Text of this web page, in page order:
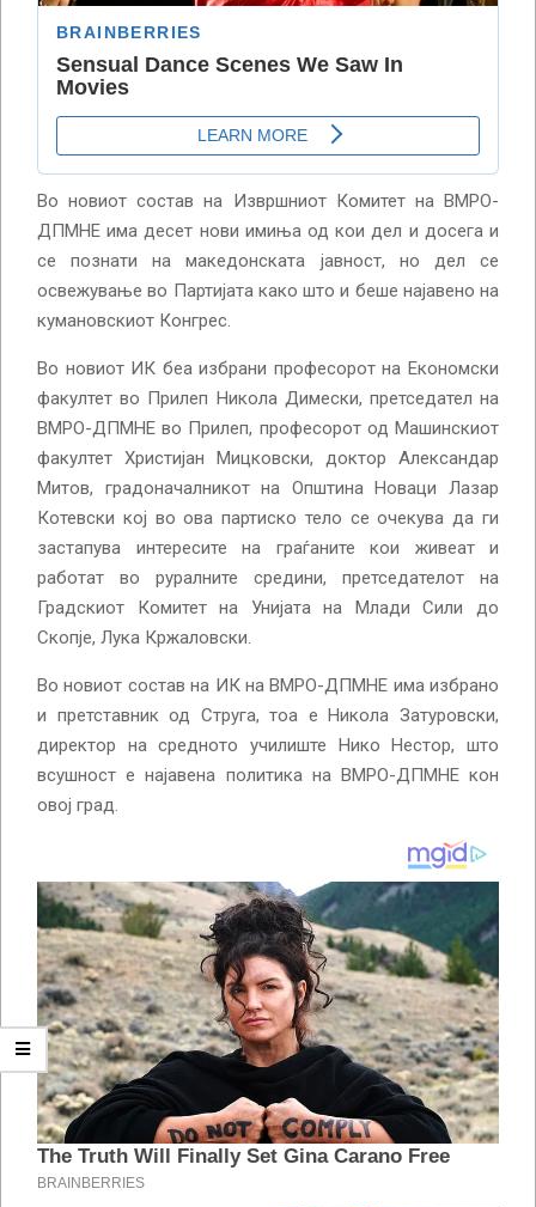
Во новиот состав на Извршниот Комитет на ВМРО-
ДПМНЕ има десет нови имиња од кои дел и досега и
се познати на македонската јавност, но дел се
освежување во Партијата како што и беше најавено на
кумановскиот Конгрес.
Во новиот ИК беа избрани професорот на Економски
факултет во Прилеп Никола Димески, претседател на
ВМРО-ДПМНЕ во Прилеп, професорот од Машинскиот
факултет Христијан Мицковски, доктор Александар
Митов, градоначалникот на Општина Новаци Лазар
Котевски кој во ова партиско тело се очекува да ги
застапува интересите на граѓаните кои живеат и
работат во руралните средини, претседателот на
Градскиот Комитет на Унијата на Млади Сили до
Скопје, Лука Кржаловски.
Во новиот состав на ИК на ВМРО-ДПМНЕ има избрано
и претставник од Струга, тоа е Никола Затуровски,
директор на средното училиште Нико Нестор, што
всушност е најавена политика на ВМРО-ДПМНЕ кон
овој град.